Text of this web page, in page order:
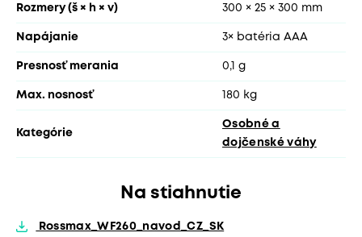
Rozmery (š × h × v) 300 × 25 × 300 mm
Napájanie 3× batéria AAA
Presnosť merania 0,1 g
Max. nosnosť 180 kg
Kategórie
Osobné a
dojčenské váhy
Na stiahnutie
Rossmax_WF260_navod_CZ_SK